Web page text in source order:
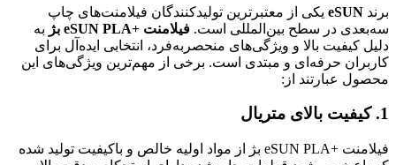
برند eSUN یکی از معتبرترین تولیدکنندگان فیلامنت‌های چاپ
سه‌بعدی در سطح بین‌المللی است. فیلامنت +eSUN PLA بژ
به
دلیل کیفیت بالا و ویژگی‌های منحصر‌به‌فرد، انتخابی ایده‌آل برای
کاربران حرفه‌ای و مبتدی است. برخی از مهم‌ترین ویژگی‌های این
محصول عبارتند از:
1. کیفیت بالای متریال
فیلامنت +eSUN PLA بژ از مواد اولیه خالص و باکیفیت تولید شده